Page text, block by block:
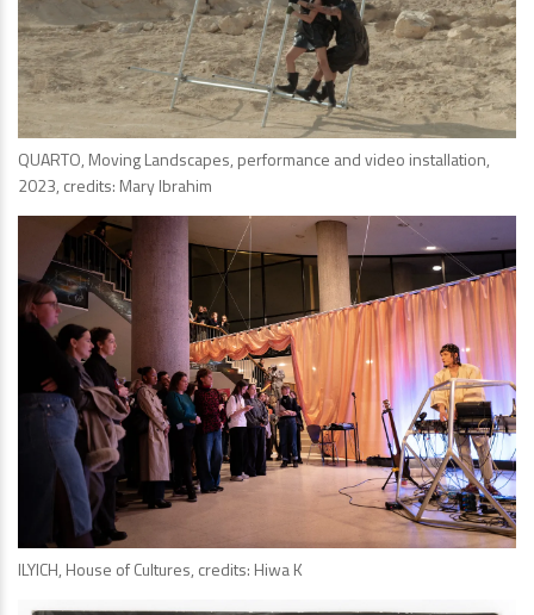
QUARTO, Moving Landscapes, performance and video installation,
2023, credits: Mary Ibrahim
ILYICH, House of Cultures, credits: Hiwa K